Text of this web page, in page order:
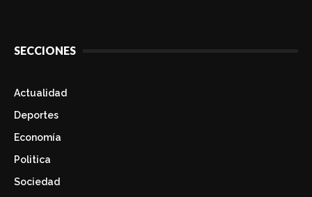
SECCIONES
Actualidad
Deportes
Economía
Politica
Sociedad